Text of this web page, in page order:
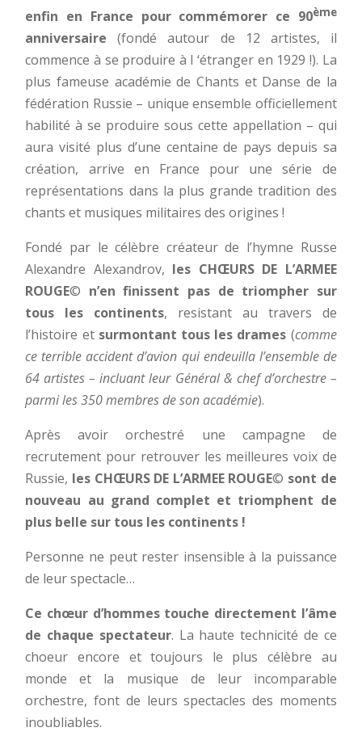
enfin en France pour commémorer ce 90ème
anniversaire (fondé autour de 12 artistes, il
commence à se produire à l ‘étranger en 1929 !). La
plus fameuse académie de Chants et Danse de la
fédération Russie – unique ensemble officiellement
habilité à se produire sous cette appellation – qui
aura visité plus d’une centaine de pays depuis sa
création, arrive en France pour une série de
représentations dans la plus grande tradition des
chants et musiques militaires des origines !
Fondé par le célèbre créateur de l’hymne Russe
Alexandre Alexandrov, les CHŒURS DE L’ARMEE
ROUGE© n’en finissent pas de triompher sur
tous les continents, resistant au travers de
l’histoire et surmontant tous les drames (comme
ce terrible accident d’avion qui endeuilla l’ensemble de
64 artistes – incluant leur Général & chef d’orchestre –
parmi les 350 membres de son académie).
Après avoir orchestré une campagne de
recrutement pour retrouver les meilleures voix de
Russie, les CHŒURS DE L’ARMEE ROUGE© sont de
nouveau au grand complet et triomphent de
plus belle sur tous les continents !
Personne ne peut rester insensible à la puissance
de leur spectacle…
Ce chœur d’hommes touche directement l’âme
de chaque spectateur. La haute technicité de ce
choeur encore et toujours le plus célèbre au
monde et la musique de leur incomparable
orchestre, font de leurs spectacles des moments
inoubliables.